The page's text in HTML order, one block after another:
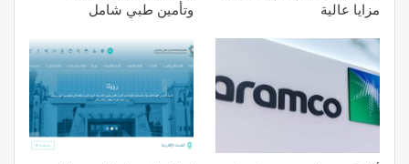
مزايا عالية
وتأمين طبي شامل